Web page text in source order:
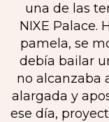
una de las
NIXE Palace.
pamela, se
debía bailar
no alcanzaba
alargada y
ese día,